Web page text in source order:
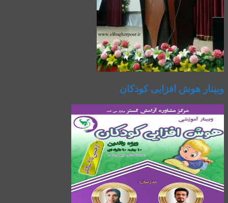
وبینار هوش افزایی کودکان